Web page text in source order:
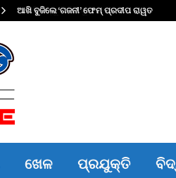
ଆଖି ବୁଜିଲେ ‘ଗଜନୀ’ ଫେମ୍ ପ୍ରଦୀପ ରାୱତ
ଖେଳ ପ୍ରଯୁକ୍ତି